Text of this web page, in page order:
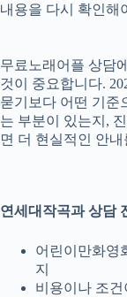
내용을 다시 확인해
무료노래어플 상담
것이 중요합니다.
묻기보다 어떤 기준
는 부분이 있는지,
면 더 현실적인 안
연세대작곡과 상담
어린이만화영
지
비용이나 조건